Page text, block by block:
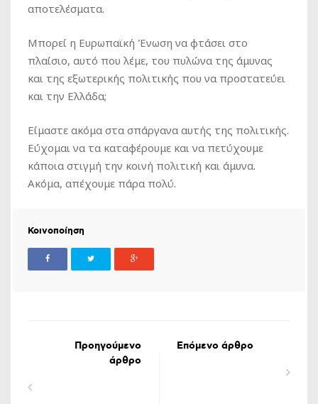
αποτελέσματα.
Μπορεί η Ευρωπαϊκή Ένωση να φτάσει στο
πλαίσιο, αυτό που λέμε, του πυλώνα της άμυνας
και της εξωτερικής πολιτικής που να προστατεύει
και την Ελλάδα;
Είμαστε ακόμα στα σπάργανα αυτής της πολιτικής.
Εύχομαι να τα καταφέρουμε και να πετύχουμε
κάποια στιγμή την κοινή πολιτική και άμυνα.
Ακόμα, απέχουμε πάρα πολύ.
Κοινοποίηση
Προηγούμενο
άρθρο
Επόμενο άρθρο